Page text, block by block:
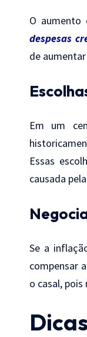
O aumento
despesas
de
Em um
Essas
causada
Se a
compensar
o casal,